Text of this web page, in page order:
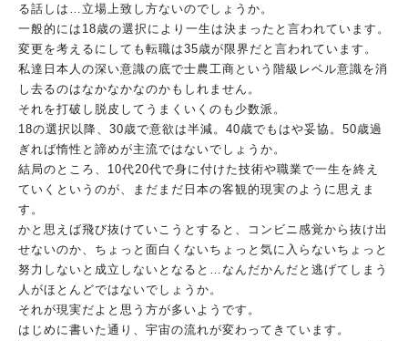
る話し は…立場上致し方ないのでしょうか。
一般的には18歳の選択により一生は決まったと言われています。
変更を考えるにしても転職は35歳が限界だと言われています。
私達日本人の深い意識の底で士農工商という階級レベル意識を消
し 去るのはなかなかなのかもしれません。
それを打破し脱皮してうまくいくのも少数派。
18の選択以降、30歳で意欲は半減。40歳でもはや妥協。50歳過
ぎれば惰性と諦めが主流ではないでしょうか。
結局のところ、10代20代で身に付けた技術や職業で一生を終え
ていくというのが、まだまだ日本の客観的現実のように思えま
す。
かと思えば飛び抜けていこうとすると、コンビニ感覚から抜け出
せないのか、ちょっと面白くないちょっと気に入らないちょっと
努力 しないと成立しないとなると…なんだかんだと逃げてしまう
人がほ とんどではないでしょうか。
それが現実だよと思う方が多いようです。
はじめに書いた通り、宇宙の流れが変わってきています。